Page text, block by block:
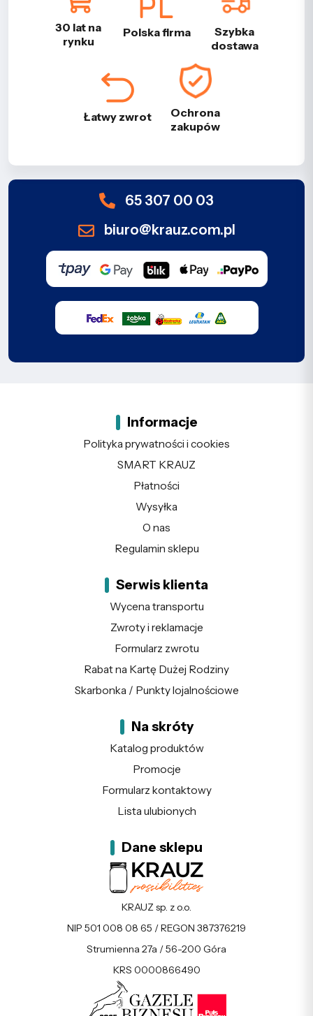
30 lat na
rynku
Polska firma
Szybka
dostawa
Łatwy zwrot
Ochrona
zakupów
65 307 00 03
biuro@krauz.com.pl
Informacje
Polityka prywatności i cookies
SMART KRAUZ
Płatności
Wysyłka
O nas
Regulamin sklepu
Serwis klienta
Wycena transportu
Zwroty i reklamacje
Formularz zwrotu
Rabat na Kartę Dużej Rodziny
Skarbonka / Punkty lojalnościowe
Na skróty
Katalog produktów
Promocje
Formularz kontaktowy
Lista ulubionych
Dane sklepu
KRAUZ sp. z o.o.
NIP 501 008 08 65 / REGON 387376219
Strumienna 27a / 56-200 Góra
KRS 0000866490